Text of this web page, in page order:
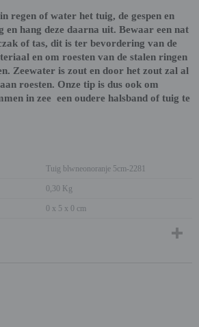
regen of water het tuig, de gespen en
en hang deze daarna uit. Bewaar een nat
of tas, dit is ter bevordering van de
en om roesten van de stalen ringen
Zeewater is zout en door het zout zal al
roesten. Onze tip is dus ook om
in zee een oudere halsband of tuig te
Tuig blwneonoranje 5cm-2281
0,30 Kg
0 x 5 x 0 cm